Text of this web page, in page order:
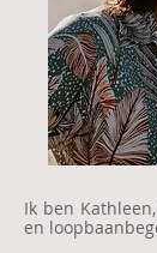
Ik ben
en